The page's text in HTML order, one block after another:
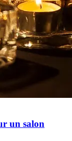
un salon